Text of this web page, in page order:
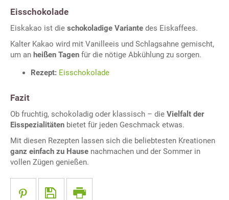
Eisschokolade
Eiskakao ist die schokoladige Variante des Eiskaffees.
Kalter Kakao wird mit Vanilleeis und Schlagsahne gemischt,
um an heißen Tagen für die nötige Abkühlung zu sorgen.
Rezept: Eisschokolade
Fazit
Ob fruchtig, schokoladig oder klassisch – die Vielfalt der
Eisspezialitäten bietet für jeden Geschmack etwas.
Mit diesen Rezepten lassen sich die beliebtesten Kreationen
ganz einfach zu Hause nachmachen und der Sommer in
vollen Zügen genießen.